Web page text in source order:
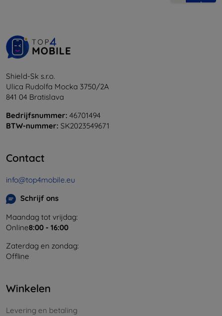
Shield-Sk s.r.o.
Ulica Rudolfa Mocka 3750/2A
841 04 Bratislava
Bedrijfsnummer: 46701494
BTW-nummer: SK2023549671
Contact
info@top4mobile.eu
Schrijf ons
Maandag tot vrijdag:
Online8:00 - 16:00
Zaterdag en zondag:
Offline
Winkelen
Levering en betaling